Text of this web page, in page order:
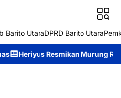
Barito UtaraDPRD Barito Utara
Murung Raya Expo 2026,